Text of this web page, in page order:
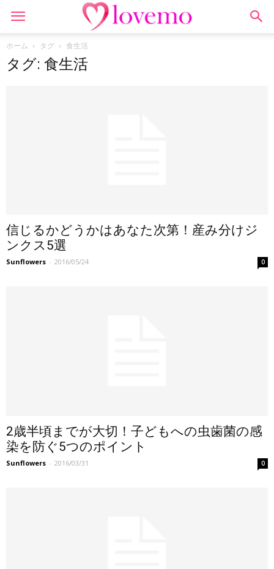
ホーム タグ 食生活
タグ: 食生活
信じるかどうかはあなた次第！産み分けジ
ンクス5選
Sunflowers - 2016/05/24 0
2歳半頃までが大切！子どもへの虫歯菌の感
染を防ぐ5つのポイント
Sunflowers - 2016/03/31 0